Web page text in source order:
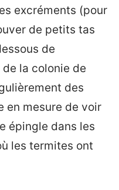
excréments (pour
de petits tas
de
la colonie de
des
en mesure de voir
épingle dans les
les termites ont